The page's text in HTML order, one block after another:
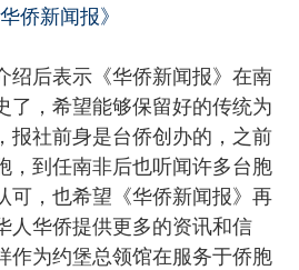
华侨新闻报》
绍后表示《华侨新闻报》在南
了，希望能够保留好的传统为
报社前身是台侨创办的，之前
，到任南非后也听闻许多台胞
可，也希望《华侨新闻报》再
人华侨提供更多的资讯和信
作为约堡总领馆在服务于侨胞